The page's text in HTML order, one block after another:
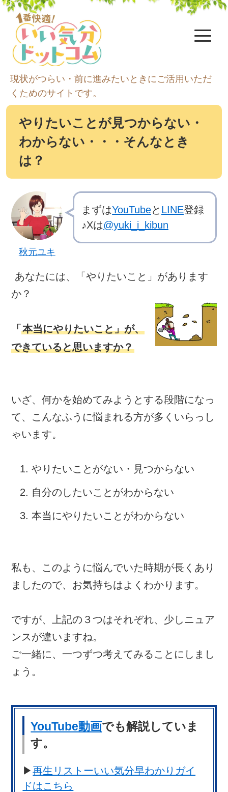
現状がつらい・前に進みたいときにご活用いただ
くためのサイトです。
やりたいことが見つからない・
わからない・・・そんなとき
は？
秋元ユキ
まずはYouTubeと LINE登録
♪Xは@yuki_i_kibun
あなたには、「やりたいこと」があります
か？
「本当にやりたいこと」が、
できていると思いますか？
いざ、何かを始めてみようとする段階になっ
て、こんなふうに悩まれる方が多くいらっし
ゃいます。
やりたいことがない・見つからない
自分のしたいことがわからない
本当にやりたいことがわからない
私も、このように悩んでいた時期が長くあり
ましたので、お気持ちはよくわかります。
ですが、上記の３つはそれぞれ、少しニュア
ンスが違いますね。
ご一緒に、一つずつ考えてみることにしまし
ょう。
YouTube動画でも解説していま
す。
▶再生リストーいい気分早わかりガイ
ドはこちら